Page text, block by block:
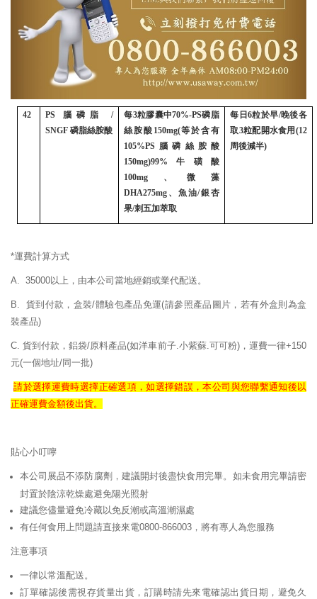
42 PS 腦磷脂
/
SNGF磷脂絲胺酸
每3粒膠囊中70%-PS磷脂
絲胺酸 150mg(等於含有
105%PS 腦磷絲胺酸
150mg)99% 牛磺酸
100mg 、微藻
DHA275mg 、魚油/銀杏
果/刺五加萃取
每日 6粒於早/晚後各
取3粒配開水食用 (12
周後減半)
*運費計算方式
A. 35000以上，由本公司當地經銷或業代配送。
B. 貨到付款，盒裝/體驗包產品免運(請參照產品圖片，若有外盒則為盒
裝產品)
C. 貨到付款，鋁袋/原料產品(如洋車前子.小紫蘇.可可粉)，運費一律+150
元(一個地址/同一批)
請於選擇運費時選擇正確選項，如選擇錯誤，本公司與您聯繫通知後以
正確運費金額後出貨。
貼心小叮嚀
本公司展品不添防腐劑，建議開封後盡快食用完畢。如未食用完畢請密
封置於陰涼乾燥處避免陽光照射
建議您儘量避免冷藏以免反潮或高溫潮濕處
有任何食用上問題請直接來電0800-866003，將有專人為您服務
注意事項
一律以常溫配送。
訂單確認後需視存貨量出貨，訂購時請先來電確認出貨日期，避免久